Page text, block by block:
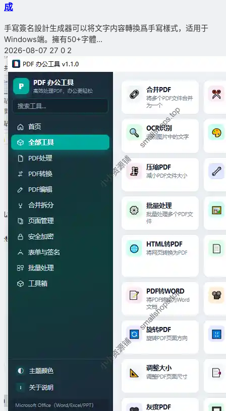
成
手寫簽名設計生成器可以将文字内容轉換爲手寫樣式，适用于
Windows端。擁有50+字體...
2026-08-07 27 0 2